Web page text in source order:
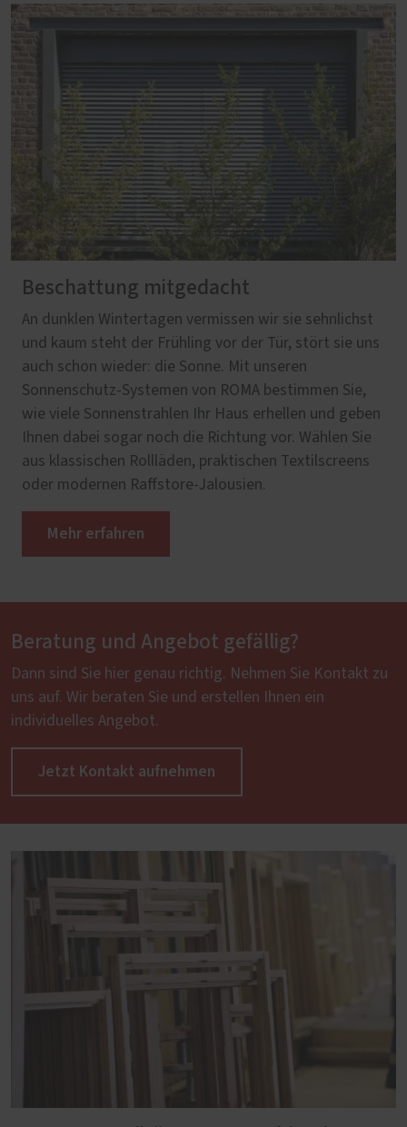
Beschattung mitgedacht
An dunklen Wintertagen vermissen wir sie sehnlichst
und kaum steht der Frühling vor der Tür, stört sie uns
auch schon wieder: die Sonne. Mit unseren
Sonnenschutz-Systemen von ROMA bestimmen Sie,
wie viele Sonnenstrahlen Ihr Haus erhellen und geben
Ihnen dabei sogar noch die Richtung vor. Wählen Sie
aus klassischen Rollläden, praktischen Textilscreens
oder modernen Raffstore-Jalousien.
Mehr erfahren
Beratung und Angebot gefällig?
Dann sind Sie hier genau richtig. Nehmen Sie Kontakt zu
uns auf. Wir beraten Sie und erstellen Ihnen ein
individuelles Angebot.
Jetzt Kontakt aufnehmen